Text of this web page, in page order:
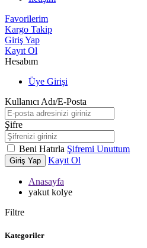
Favorilerim
Kargo Takip
Giriş Yap
Kayıt Ol
Hesabım
Üye Girişi
Kullanıcı Adı/E-Posta
Şifre
Beni Hatırla Şifremi Unuttum
Giriş Yap Kayıt Ol
Anasayfa
yakut kolye
Filtre
Kategoriler